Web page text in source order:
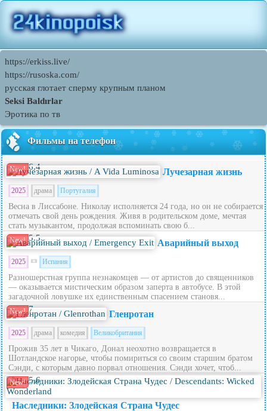
https://erkiss.live/
https://rusoska.com/
русская глотает сперму крупным планом
Seksi Baldırlar
Эротика по тв
Фильмы на телефон
New! 6.4 Лучезарная жизнь
2025 драма Португалия
Весна в Лиссабоне. Николау исполняется 24 года, но он не собирается
отмечать свой день рождения. Живя в родительском доме, мечтая
стать музыкантом, продолжая вспоминать свою б...
New! 5.5 Аварийный выход
2025 Испания
Разношерстная группа незнакомцев — от артистов до священников
— оказывается мистическим образом заперта в автобусе. В этой
загадочной ловушке их единственным спасением становя...
New! 7 Гленротан
2025 драма комедия Великобритания
Прожив 35 лет в Чикаго, Донал неохотно возвращается в
Шотландское нагорье, чтобы помириться со своим старшим братом
Сэнди, с которым давно порвал отношения. Сэнди хочет, чтоб...
New! 5.6
Наследники: Злодейская Страна Чудес